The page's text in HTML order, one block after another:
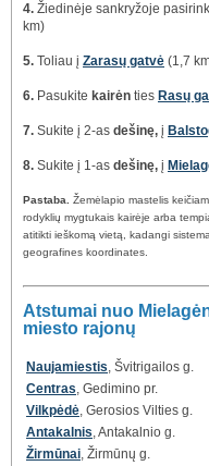
4. Žiedinėje sankryžoje
km)
5. Toliau į Zarasų gatvė (1,7
6. Pasukite kairėn ties Rasų
7. Sukite į 2-as dešinę, į
8. Sukite į 1-as dešinę, į
Pastaba. Žemėlapio mastelis
rodyklių mygtukais kairėje arba
atitikti ieškomą vietą, kadangi
geografines koordinates.
Atstumai nuo
miesto rajonų
Naujamiestis , Švitrigailos g.
Centras , Gedimino pr.
Vilkpėdė , Gerosios Vilties g.
Antakalnis , Antakalnio g.
Žirmūnai , Žirmūnų g.